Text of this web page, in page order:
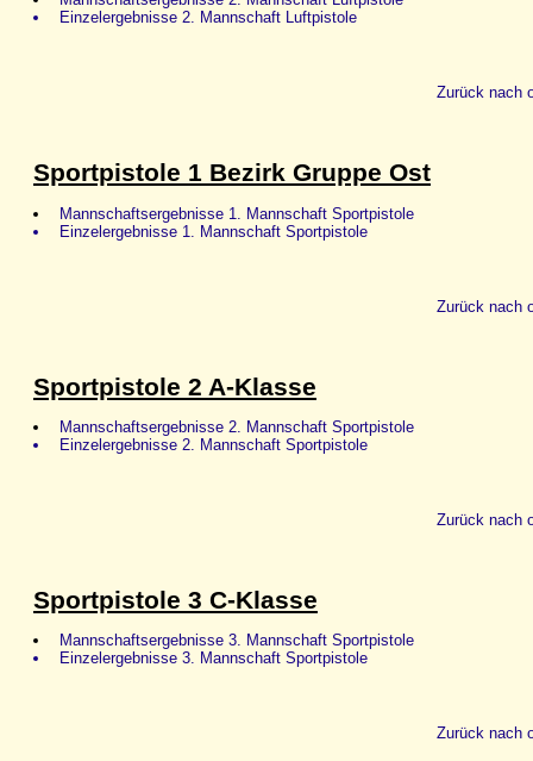
Einzelergebnisse 2. Mannschaft Luftpistole
Zurück nach
Sportpistole 1 Bezirk Gruppe Ost
Mannschaftsergebnisse 1. Mannschaft Sportpistole
Einzelergebnisse 1. Mannschaft Sportpistole
Zurück nach
Sportpistole 2 A-Klasse
Mannschaftsergebnisse 2. Mannschaft Sportpistole
Einzelergebnisse 2. Mannschaft Sportpistole
Zurück nach
Sportpistole 3 C-Klasse
Mannschaftsergebnisse 3. Mannschaft Sportpistole
Einzelergebnisse 3. Mannschaft Sportpistole
Zurück nach